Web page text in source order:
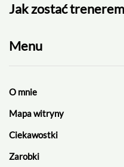
Jak zostać
Menu
O mnie
Mapa witryny
Ciekawostki
Zarobki